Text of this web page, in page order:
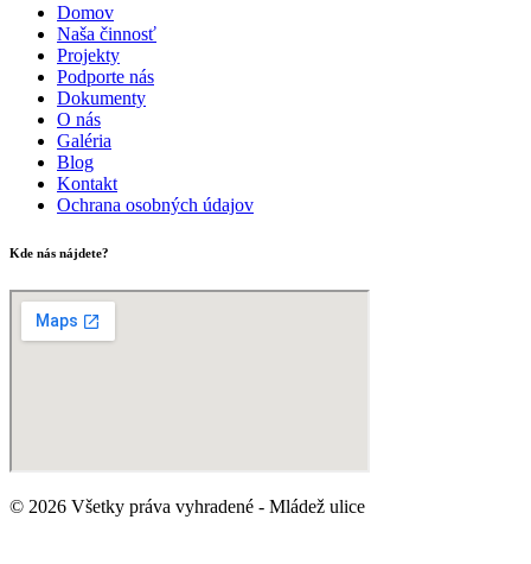
Domov
Naša činnosť
Projekty
Podporte nás
Dokumenty
O nás
Galéria
Blog
Kontakt
Ochrana osobných údajov
Kde nás nájdete?
© 2026 Všetky práva vyhradené - Mládež ulice